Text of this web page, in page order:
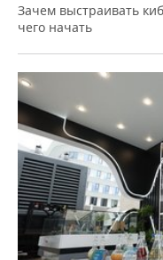
Зачем выстраивать
чего начать